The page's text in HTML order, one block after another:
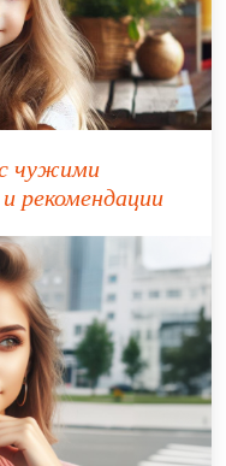
чужими
рекомендации